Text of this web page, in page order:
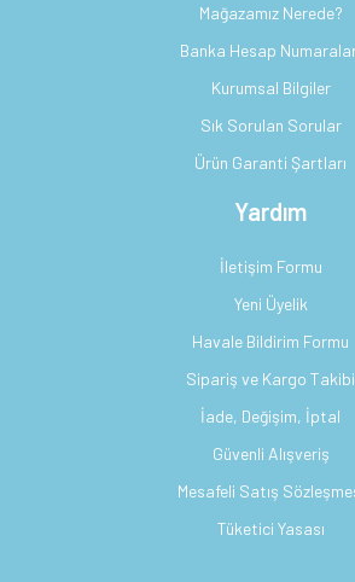
Mağazamız Nerede?
Banka Hesap
Kurumsal Bilgiler
Sık Sorulan Sorular
Ürün Garanti Şartları
Yardım
İletişim Formu
Yeni Üyelik
Havale Bildirim Formu
Sipariş ve Kargo Takibi
İade, Değişim, İptal
Güvenli Alışveriş
Mesafeli Satış
Tüketici Yasası